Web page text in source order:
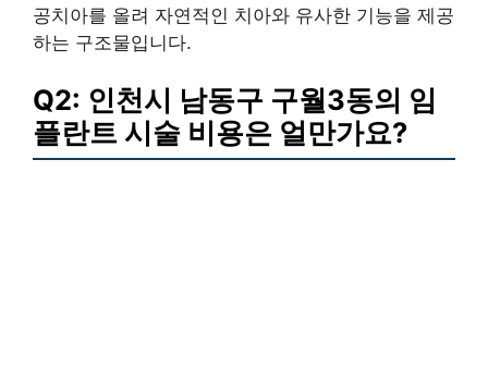
공치아를 올려 자연적인 치아와 유사한 기능을 제공
하는 구조물입니다.
Q2: 인천시 남동구 구월3동의 임
플란트 시술 비용은 얼만가요?